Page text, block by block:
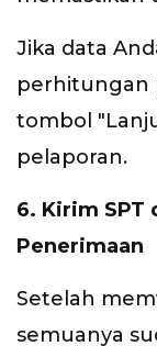
Jika data
perhitungan
tombol
pelaporan.
6. Kirim SPT
Penerimaan
Setelah
semuanya